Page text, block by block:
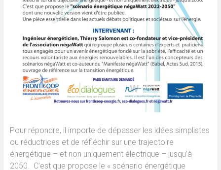
Pour répondre, il importe de dépasser les idées simplistes
ou réductrices et de réfléchir sur une trajectoire
énergétique – et non uniquement électrique – jusqu’à
2050. C’est que propose le « scénario énergétique